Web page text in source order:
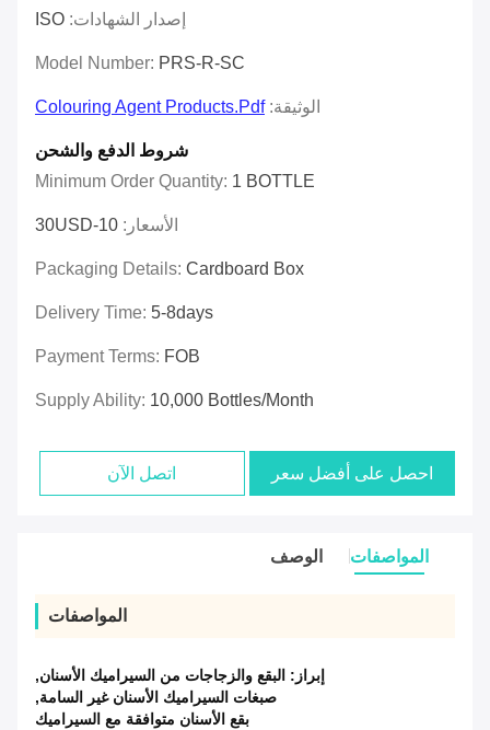
إصدار الشهادات: ISO
Model Number: PRS-R-SC
الوثيقة:Colouring Agent Products.pdf
شروط الدفع والشحن
Minimum Order Quantity: 1 BOTTLE
الأسعار: 10-30USD
Packaging Details: Cardboard Box
Delivery Time: 5-8days
Payment Terms: FOB
Supply Ability: 10,000 Bottles/month
احصل على أفضل سعر اتصل الآن
المواصفات الوصف
المواصفات
إبراز: البقع والزجاجات من السيراميك الأسنان,
صبغات السيراميك الأسنان غير السامة,
بقع الأسنان متوافقة مع السيراميك